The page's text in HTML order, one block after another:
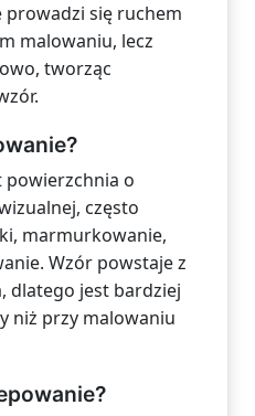
prowadzi się ruchem
malowaniu, lecz
tworząc
powierzchnia o
często
marmurkowanie,
Wzór powstaje z
dlatego jest bardziej
niż przy malowaniu